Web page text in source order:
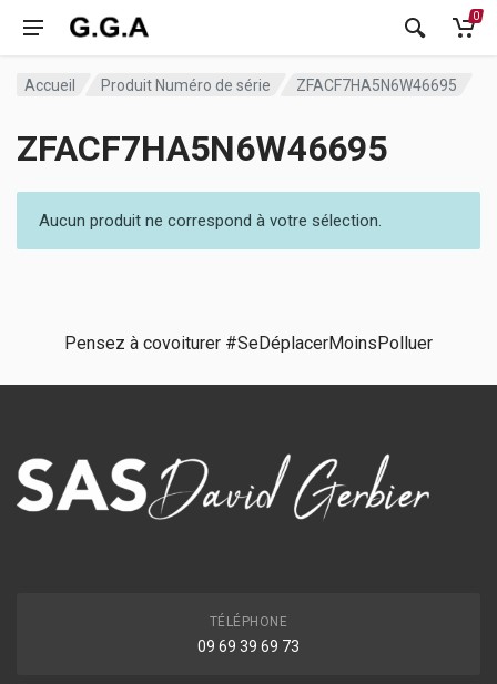
0
Accueil Produit Numéro de série ZFACF7HA5N6W46695
ZFACF7HA5N6W46695
Aucun produit ne correspond à votre sélection.
Pensez à covoiturer #SeDéplacerMoinsPolluer
TÉLÉPHONE
09 69 39 69 73